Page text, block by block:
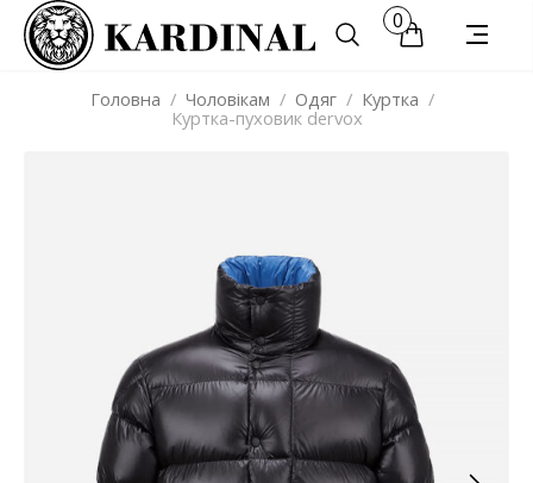
0
Головна / Чоловікам / Одяг / Куртка /
Куртка-пуховик dervox